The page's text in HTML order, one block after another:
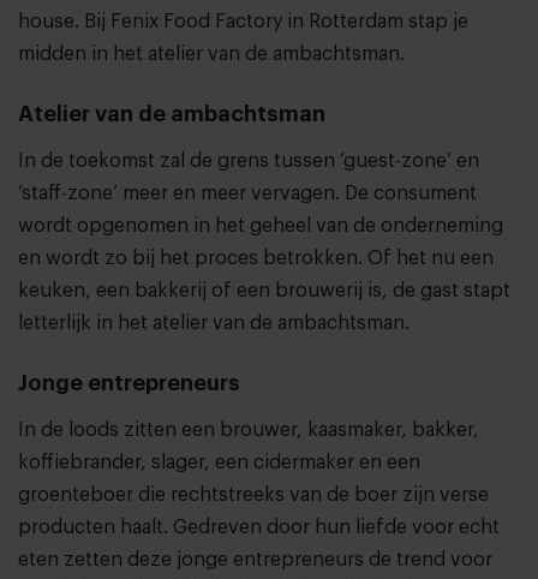
house. Bij Fenix Food Factory in Rotterdam stap je
midden in het atelier van de ambachtsman.
Atelier van de ambachtsman
In de toekomst zal de grens tussen ‘guest-zone’ en
‘staff-zone’ meer en meer vervagen. De consument
wordt opgenomen in het geheel van de onderneming
en wordt zo bij het proces betrokken. Of het nu een
keuken, een bakkerij of een brouwerij is, de gast stapt
letterlijk in het atelier van de ambachtsman.
Jonge entrepreneurs
In de loods zitten een brouwer, kaasmaker, bakker,
koffiebrander, slager, een cidermaker en een
groenteboer die rechtstreeks van de boer zijn verse
producten haalt. Gedreven door hun liefde voor echt
eten zetten deze jonge entrepreneurs de trend voor